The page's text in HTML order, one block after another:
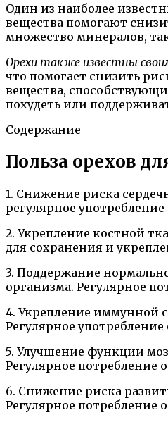
Один из наиболее
вещества помогают
множество минералов,
Орехи также известны
что помогает снизить
вещества,
похудеть или
Содержание
Польза орехов
1. Снижение риска
регулярное
2. Укрепление костной
для сохранения и
3. Поддержание
организма. Регулярное
4. Укрепление иммунной
Регулярное
5. Улучшение функции
Регулярное
6. Снижение риска
Регулярное потребление